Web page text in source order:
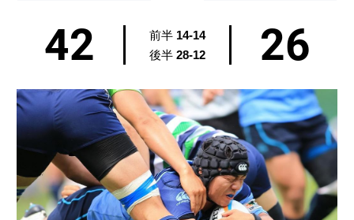
42 前半 14-14
後半 28-12 26